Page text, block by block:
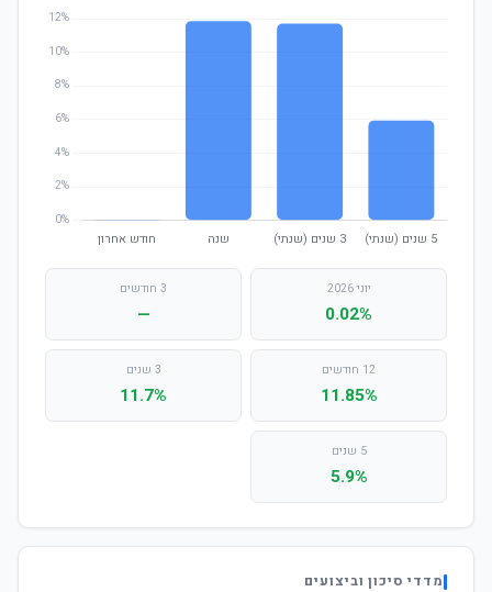
יוני 2026
0.02%
3 חודשים
—
12 חודשים
11.85%
3 שנים
11.7%
5 שנים
5.9%
מדדי סיכון וביצועים